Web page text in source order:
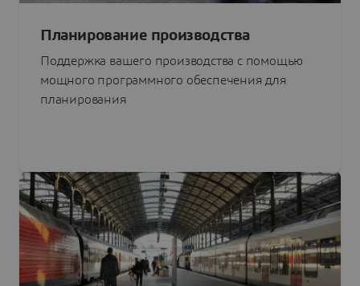
Планирование производства
Поддержка вашего производства с помощью
мощного программного обеспечения для
планирования